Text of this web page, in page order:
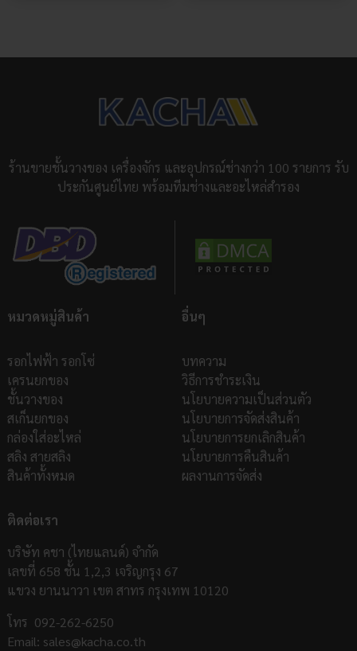
ตรงกลางหัวสกรู ทำให้สามารถขันสกรูได้โดยใช้ประแจหกเหลี่ยม (Allen
ซึ่งมีข้อดีคือ
ติดตั้งง่าย :
เนื่องจากใช้ประแจหกเหลี่ยมในการขัน ทำให้ขันยึดชิ้น
งานในพื้นที่แคบได้สะดวกกว่าการใช้ประแจปากตาย, ประแจแหวน
ขันล็อกแน่น :สามารถขันให้แน่นได้ด้วยแรงบิดสูง ทำให้การยึดติดมี
พื้นที่ติดตั้งเรียบเนียน
แนบสนิท มอบผิวสัมผัสที่เรียบลื่น ไม่เกะกะ
ความปลอดภัย :หัวน็อตแนบสนิท
ไปในชิ้นงาน ทำให้ลดโอกาสที่หัว
น็อตจะไปขูดขีดหรือเกี่ยวสิ่งต่างๆ
ความสวยงาม :
แนบสนิทไปในชิ้นงาน ทำให้ผิวงานเรียบ
เนียน สวยงาม
เหมาะกับงานประกอบที่ต้องการทั้งความแข็งแรงและความสวยงาม
เช่น เฟอร์นิเจอร์ดีไซน์, เครื่องจักรกลที่มีความละเอียด, อุปกรณ์
อิเล็กทรอนิกส์, งานตกแต่งภายใน ฯลฯ
น็อตหัวจมเตเปอร์
ช่วยให้งานติดตั้งของคุณ เรียบ เนียน ไร้รอยต่อ ด้วย
ดีไซน์หัวจมลงไปในชิ้นงาน มีขนาดความโตเกลียวให้เลือกตั้งแต่ M3-M6
มม.ราคาโรงงาน สต็อกแน่น พร้อมส่ง!
ใช้กับประแจหกเหลี่ยม
M3 ใช้ประแจ #2
M4 ใช้ประแจ #2.5
M6 ใช้ประแจ #4
ร้านขายชั้นวางของ เครื่องจักร และอุปกรณ์ช่างกว่า 100 รายการ รับ
ประกันศูนย์ไทย พร้อมทีมช่างและอะไหล่สำรอง
หมวดหมู่สินค้า
รอกไฟฟ้า รอกโซ่
เครนยกของ
ชั้นวางของ
สเก็นยกของ
กล่องใส่อะไหล่
สลิง สายสลิง
สินค้าทั้งหมด
อื่นๆ
บทความ
วิธีการชำระเงิน
นโยบายความเป็นส่วนตัว
นโยบายการจัดส่งสินค้า
นโยบายการยกเลิกสินค้า
นโยบายการคืนสินค้า
ผลงานการจัดส่ง
ติดต่อเรา
บริษัท คชา (ไทยแลนด์) จำกัด
เลขที่ 658 ชั้น 1,2,3 เจริญกรุง 67
แขวง ยานนาวา เขต สาทร กรุงเทพ 10120
โทร 092-262-6250
Email: sales@kacha.co.th